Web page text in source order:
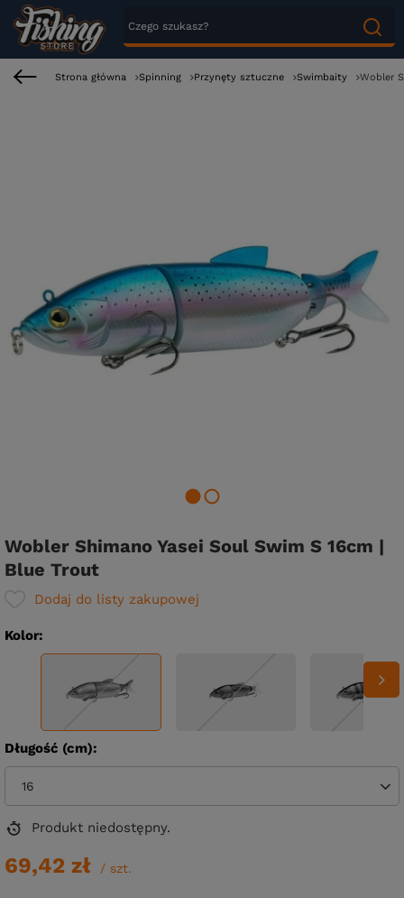
Strona główna Spinning Przynęty sztuczne Swimbaity Wobler
Wobler Shimano Yasei Soul Swim S 16cm |
Blue Trout
Dodaj do listy zakupowej
Kolor
Długość (cm)
16
Produkt niedostępny
69,42 zł / szt.